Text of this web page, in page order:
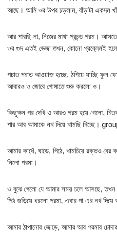
আছে। আমি ওর উপর চড়লাম, বাঁড়াটা একদম
আর পারছি না, নিজের মাথা প্রচন্ড গরম।
ওর গুদ এতই ভেজা তখন, কোনো প্রব্লেমই
পচাত পচাত আওয়াজ হচ্ছে, ঠপিয়ে যাচ্ছি ফুল
আবারও ও জোরে গোঙ্গাতে শুরু করলো ও।
কিছুক্ষন পর দেখি ও আরও গরম হয়ে গেলো,
পার আর আমাকে নখ দিয়ে খামছি দিচ্ছে।
আমার কাধেঁ, ঘাড়ে, পিঠে, খামচিয়ে রক্তও
নিলো পরমা।
ও বুঝে গেলো যে আমার সময় চলে আসছে, তখন
পিঠ জড়িয়ে ধরলো পরমা, এবার পা এর নখ দিয়ে
আমার ঠাপানোর জোড়ে, আমার আর পরমার